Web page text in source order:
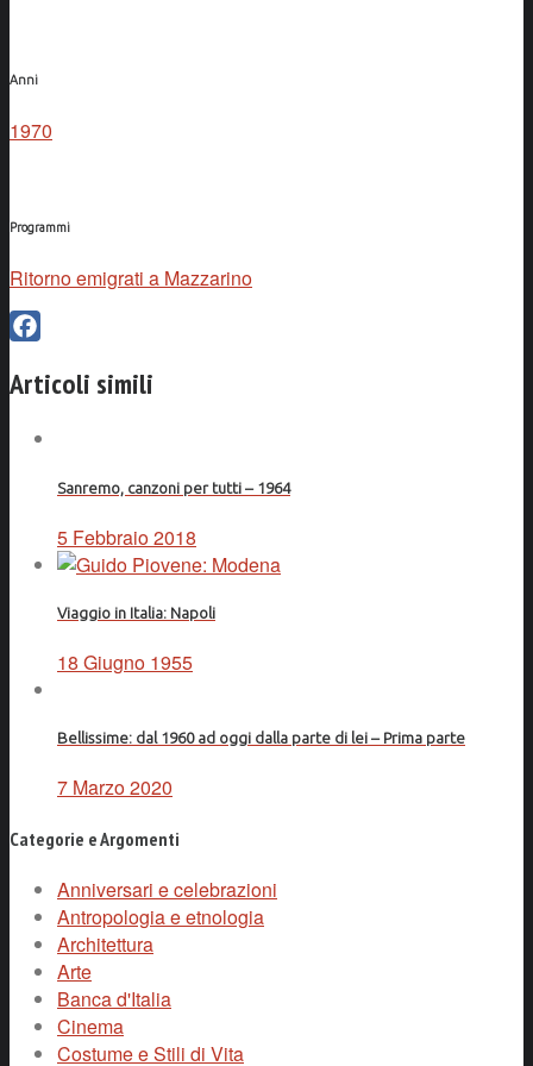
Anni
1970
Programmi
Ritorno emigrati a Mazzarino
Articoli simili
Sanremo, canzoni per tutti – 1964
5 Febbraio 2018
Viaggio in Italia: Napoli
18 Giugno 1955
Bellissime: dal 1960 ad oggi dalla parte di lei – Prima parte
7 Marzo 2020
Categorie e Argomenti
Anniversari e celebrazioni
Antropologia e etnologia
Architettura
Arte
Banca d'Italia
Cinema
Costume e Stili di Vita